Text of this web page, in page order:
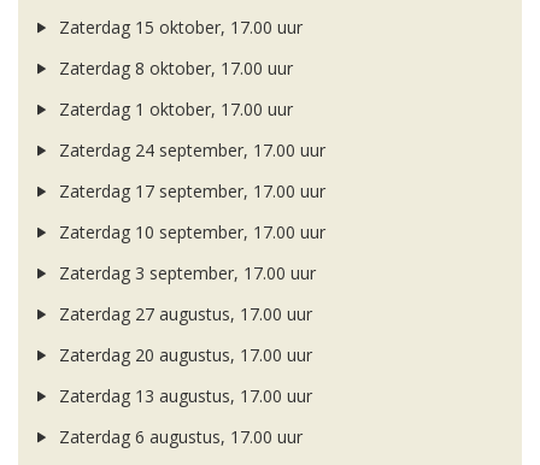
Zaterdag 15 oktober, 17.00 uur
Zaterdag 8 oktober, 17.00 uur
Zaterdag 1 oktober, 17.00 uur
Zaterdag 24 september, 17.00 uur
Zaterdag 17 september, 17.00 uur
Zaterdag 10 september, 17.00 uur
Zaterdag 3 september, 17.00 uur
Zaterdag 27 augustus, 17.00 uur
Zaterdag 20 augustus, 17.00 uur
Zaterdag 13 augustus, 17.00 uur
Zaterdag 6 augustus, 17.00 uur